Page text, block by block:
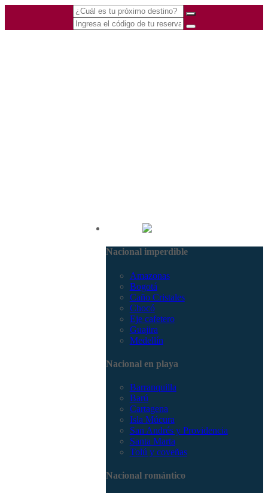
Nacional imperdible
Amazonas
Bogotá
Caño Cristales
Chocó
Eje cafetero
Guajira
Medellín
Nacional en playa
Barranquilla
Barú
Cartagena
Isla Múcura
San Andrés y Providencia
Santa Marta
Tolú y coveñas
Nacional romántico